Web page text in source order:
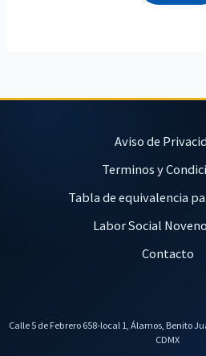
Aviso de
Terminos y
Tabla de equivalencia
Labor Social
Contacto
Calle 5 de Febrero 658-local 1, Álamos, Benito
CDMX